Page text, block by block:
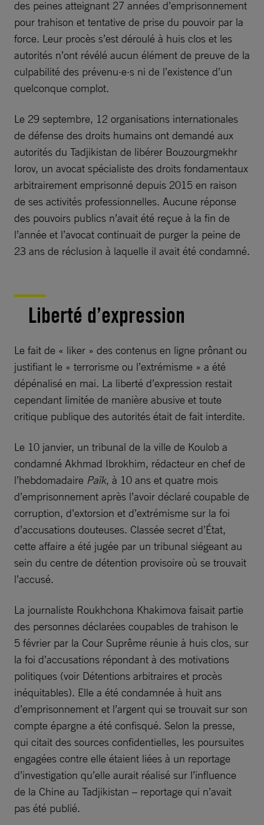
des peines atteignant 27 années d’emprisonnement
pour trahison et tentative de prise du pouvoir par la
force. Leur procès s’est déroulé à huis clos et les
autorités n’ont révélé aucun élément de preuve de la
culpabilité des prévenu·e·s ni de l’existence d’un
quelconque complot.
Le 29 septembre, 12 organisations internationales
de défense des droits humains ont demandé aux
autorités du Tadjikistan de libérer Bouzourgmekhr
Iorov, un avocat spécialiste des droits fondamentaux
arbitrairement emprisonné depuis 2015 en raison
de ses activités professionnelles. Aucune réponse
des pouvoirs publics n’avait été reçue à la fin de
l’année et l’avocat continuait de purger la peine de
23 ans de réclusion à laquelle il avait été condamné.
Liberté d’expression
Le fait de « liker » des contenus en ligne prônant ou
justifiant le « terrorisme ou l’extrémisme » a été
dépénalisé en mai. La liberté d’expression restait
cependant limitée de manière abusive et toute
critique publique des autorités était de fait interdite.
Le 10 janvier, un tribunal de la ville de Koulob a
condamné Akhmad Ibrokhim, rédacteur en chef de
l’hebdomadaire Païk, à 10 ans et quatre mois
d’emprisonnement après l’avoir déclaré coupable de
corruption, d’extorsion et d’extrémisme sur la foi
d’accusations douteuses. Classée secret d’État,
cette affaire a été jugée par un tribunal siégeant au
sein du centre de détention provisoire où se trouvait
l’accusé.
La journaliste Roukhchona Khakimova faisait partie
des personnes déclarées coupables de trahison le
5 février par la Cour Suprême réunie à huis clos, sur
la foi d’accusations répondant à des motivations
politiques (voir Détentions arbitraires et procès
inéquitables). Elle a été condamnée à huit ans
d’emprisonnement et l’argent qui se trouvait sur son
compte épargne a été confisqué. Selon la presse,
qui citait des sources confidentielles, les poursuites
engagées contre elle étaient liées à un reportage
d’investigation qu’elle aurait réalisé sur l’influence
de la Chine au Tadjikistan – reportage qui n’avait
pas été publié.